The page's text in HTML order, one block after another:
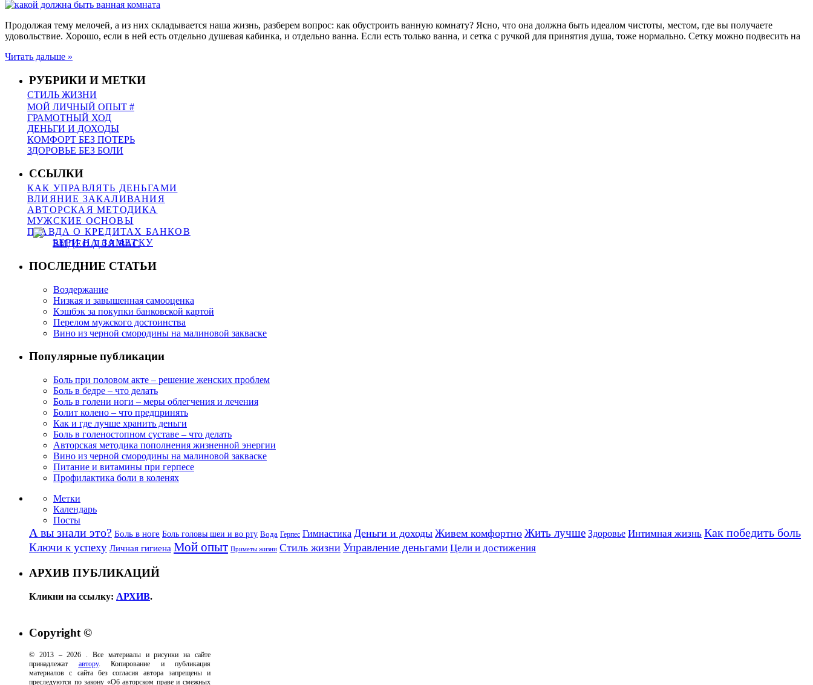
Продолжая тему мелочей, а из них складывается наша жизнь, разберем вопрос: как обустроить ванную комнату? Ясно, что она должна быть идеалом чистоты, местом, где вы получаете
удовольствие. Хорошо, если в ней есть отдельно душевая кабинка, и отдельно ванна. Если есть только ванна, и сетка с ручкой для принятия душа, тоже нормально. Сетку можно подвесить на
Читать дальше »
РУБРИКИ И МЕТКИ
СТИЛЬ ЖИЗНИ
МОЙ ЛИЧНЫЙ ОПЫТ #
ГРАМОТНЫЙ ХОД
ДЕНЬГИ И ДОХОДЫ
КОМФОРТ БЕЗ ПОТЕРЬ
ЗДОРОВЬЕ БЕЗ БОЛИ
ССЫЛКИ
КАК УПРАВЛЯТЬ ДЕНЬГАМИ
ВЛИЯНИЕ ЗАКАЛИВАНИЯ
АВТОРСКАЯ МЕТОДИКА
МУЖСКИЕ ОСНОВЫ
ПРАВДА О КРЕДИТАХ БАНКОВ
БЕРИ НА ЗАМЕТКУ
ВИДЕО ДЛЯ ВАС
ПОСЛЕДНИЕ СТАТЬИ
Воздержание
Низкая и завышенная самооценка
Кэшбэк за покупки банковской картой
Перелом мужского достоинства
Вино из черной смородины на малиновой закваске
Популярные публикации
Боль при половом акте – решение женских проблем
Боль в бедре – что делать
Боль в голени ноги – меры облегчения и лечения
Болит колено – что предпринять
Как и где лучше хранить деньги
Боль в голеностопном суставе – что делать
Авторская методика пополнения жизненной энергии
Вино из черной смородины на малиновой закваске
Питание и витамины при герпесе
Профилактика боли в коленях
Метки
Календарь
Посты
А вы знали это? Боль в ноге Боль головы шеи и во рту Вода Герпес Гимнастика Деньги и доходы Живем комфортно Жить лучше Здоровье Интимная жизнь Как победить боль
Ключи к успеху Личная гигиена Мой опыт Приметы жизни Стиль жизни Управление деньгами Цели и достижения
АРХИВ ПУБЛИКАЦИЙ
Кликни на ссылку: АРХИВ.
Copyright ©
© 2013 –2026 . Все материалы и рисунки на сайте
принадлежат автору. Копирование и публикация
материалов с сайта без согласия автора запрещены и
преследуются по закону «Об авторском праве и смежных